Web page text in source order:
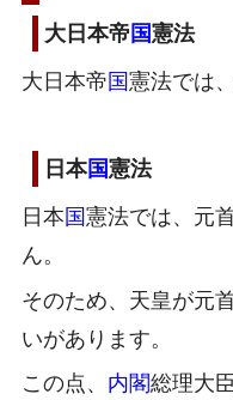
大日本帝国憲法
大日本帝国憲法では
日本国憲法
日本国憲法では、元
ん。
そのため、天皇が元
いがあります。
この点、 内閣総理大